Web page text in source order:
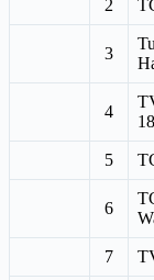
2
3
4
5
6
7